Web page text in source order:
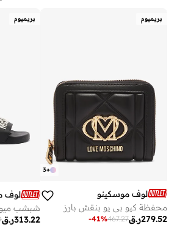
بريميوم
+
3
لوف موسكينو
محفظة كيو بي يو بنقش بارز
ر.ق279.52
467.27
-41%
بريميوم
لوف
شبشب
ر.ق313.22